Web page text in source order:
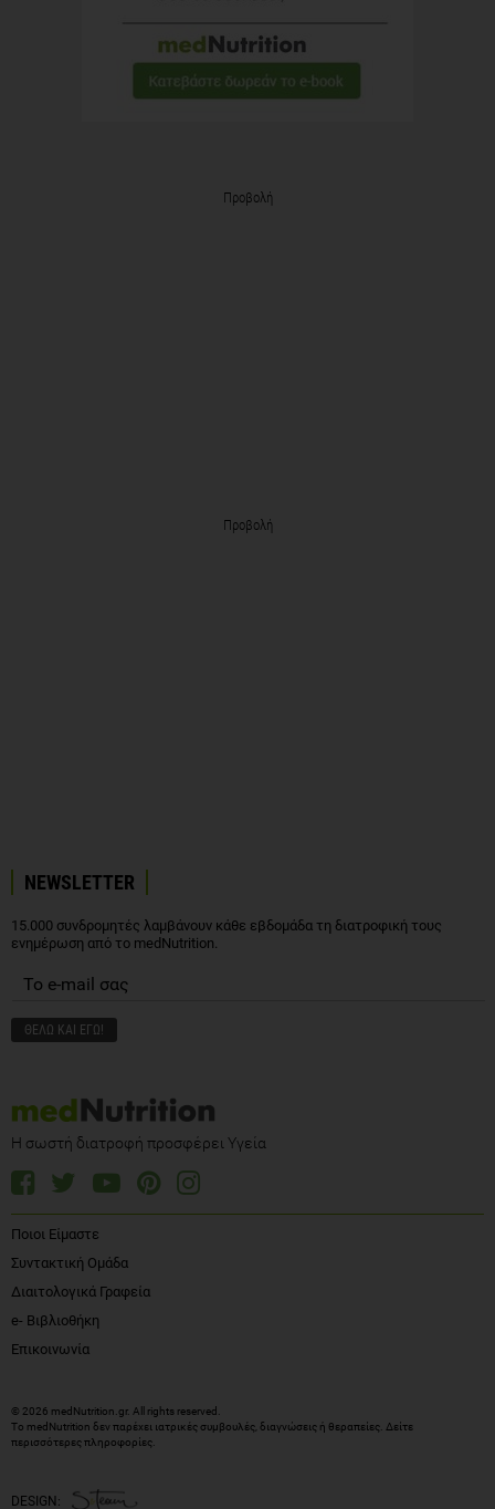
Προβολή
Προβολή
NEWSLETTER
15.000 συνδρομητές λαμβάνουν κάθε εβδομάδα τη διατροφική τους
ενημέρωση από το medNutrition.
Η σωστή διατροφή προσφέρει Υγεία
Ποιοι Είμαστε
Συντακτική Ομάδα
Διαιτολογικά Γραφεία
e- Βιβλιοθήκη
Επικοινωνία
© 2026 medNutrition.gr. All rights reserved.
Το medNutrition δεν παρέχει ιατρικές συμβουλές, διαγνώσεις ή θεραπείες. Δείτε
περισσότερες πληροφορίες
DESIGN: